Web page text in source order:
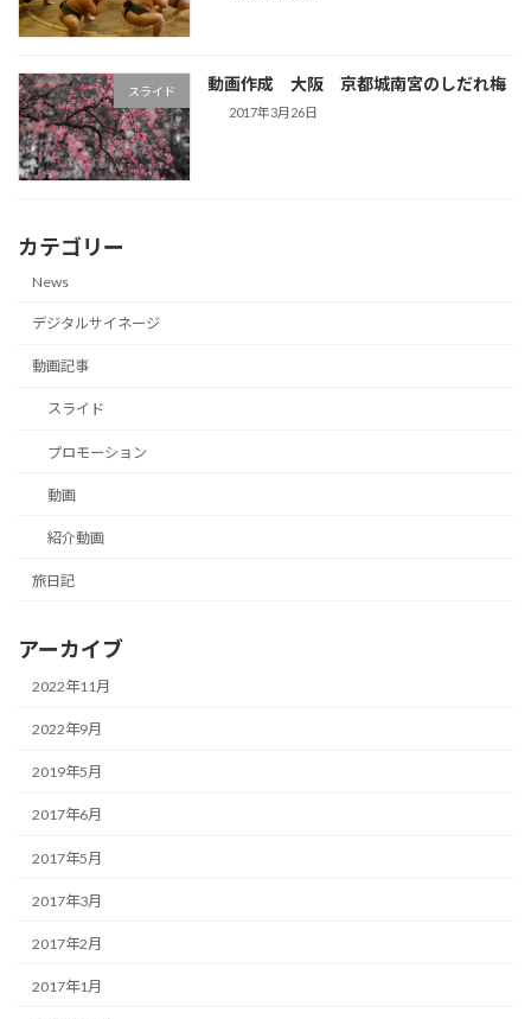
スライド 動画作成 大阪 京都城南宮のしだれ梅
2017年3月26日
カテゴリー
News
デジタルサイネージ
動画記事
スライド
プロモーション
動画
紹介動画
旅日記
アーカイブ
2022年11月
2022年9月
2019年5月
2017年6月
2017年5月
2017年3月
2017年2月
2017年1月